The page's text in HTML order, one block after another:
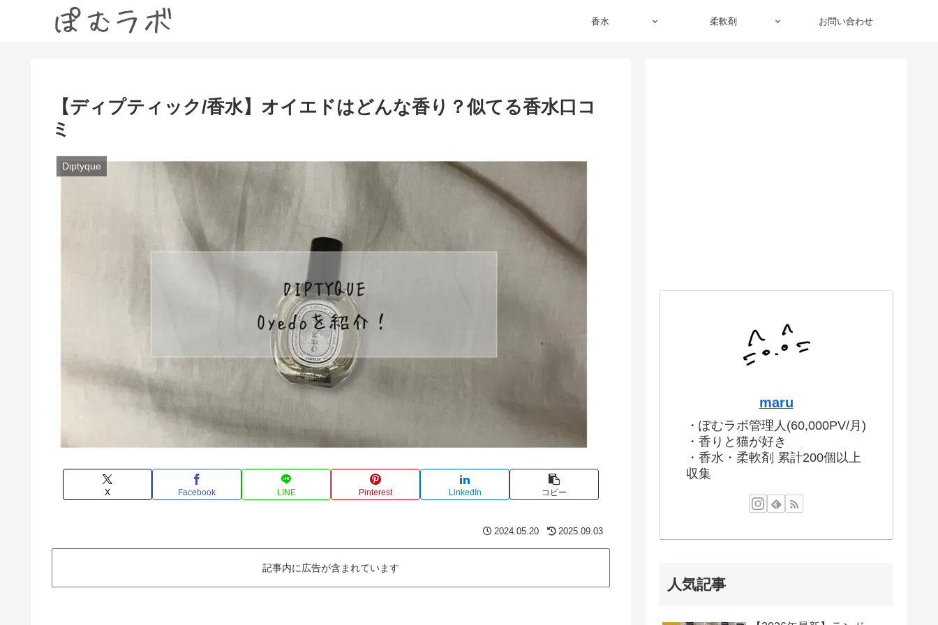
香水 柔軟剤 お問い合わせ
【ディプティック/香水】オイエドはどんな香り？似てる香水口コ
ミ
Diptyque
X Facebook LINE Pinterest LinkedIn コピー
2024.05.20 2025.09.03
記事内に広告が含まれています
maru
・ぽむラボ管理人(60,000PV/月)
・香りと猫が好き
・香水・柔軟剤 累計200個以上
収集
人気記事